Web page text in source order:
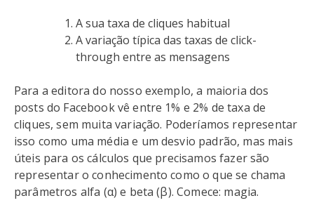
A sua taxa de cliques habitual
A variação típica das taxas de click-
through entre as mensagens
Para a editora do nosso exemplo, a maioria dos
posts do Facebook vê entre 1% e 2% de taxa de
cliques, sem muita variação. Poderíamos representar
isso como uma média e um desvio padrão, mas mais
úteis para os cálculos que precisamos fazer são
representar o conhecimento como o que se chama
parâmetros alfa (α) e beta (β). Comece: magia.